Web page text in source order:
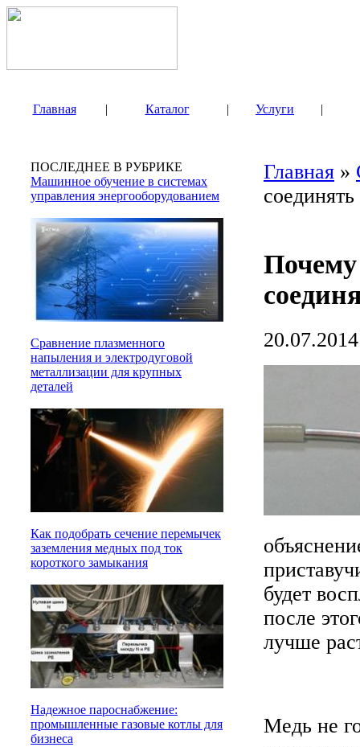
Главная | Каталог | Услуги |
ПОСЛЕДНЕЕ В РУБРИКЕ
Машинное обучение в системах
управления энергооборудованием
Сравнение плазменного
напыления и электродуговой
металлизации для крупных
деталей
Как подобрать сечение перемычек
заземления медных под ток
короткого замыкания
Надежное пароснабжение:
промышленные газовые котлы для
бизнеса
Главная »
Почему
20.07.2014
будет
после
лучше
Медь не